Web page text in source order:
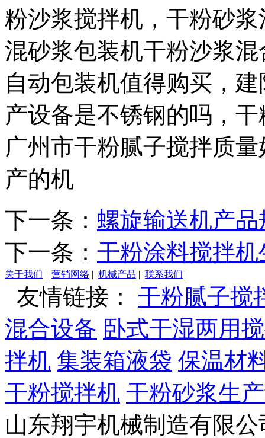
粉沙浆搅拌机，干粉砂
混砂浆包装机干粉沙浆
自动包装机值得购买，
产设备是不锈钢的吗，
广州市干粉腻子搅拌质
产的机
下一条： 螺旋输送机产品
下一条： 干粉涂料搅拌
关于我们 | 营销网络 | 机械产品 | 联系我们 |
友情链接： 干粉腻子搅
混合设备 卧式干湿两用
拌机 集装箱液袋 保温材
干粉搅拌机 干粉砂浆生
山东翔宇机械制造有限